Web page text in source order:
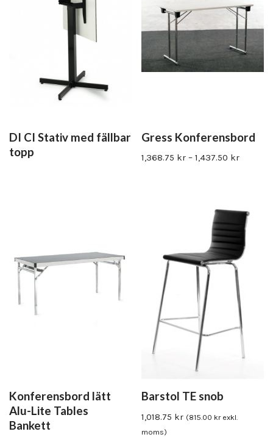
DI CI Stativ med fällbar
topp
Gress Konferensbord
1,368.75 kr – 1,437.50 kr
Konferensbord lätt
Alu-Lite Tables
Bankett
Barstol TE snob
1,018.75 kr (815.00 krexkl.
moms)